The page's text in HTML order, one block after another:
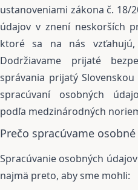
ustanoveniami zákona č. 18/
údajov v znení neskorších
ktoré sa na nás
Dodržiavame prijaté
správania prijatý
spracúvaní osobných
podľa medzinárodných
Prečo spracúvame
Spracúvanie osobných
najmä preto, aby sme mohli: